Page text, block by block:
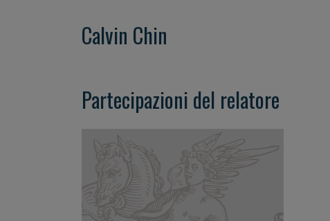
Calvin Chin
Partecipazioni del relatore